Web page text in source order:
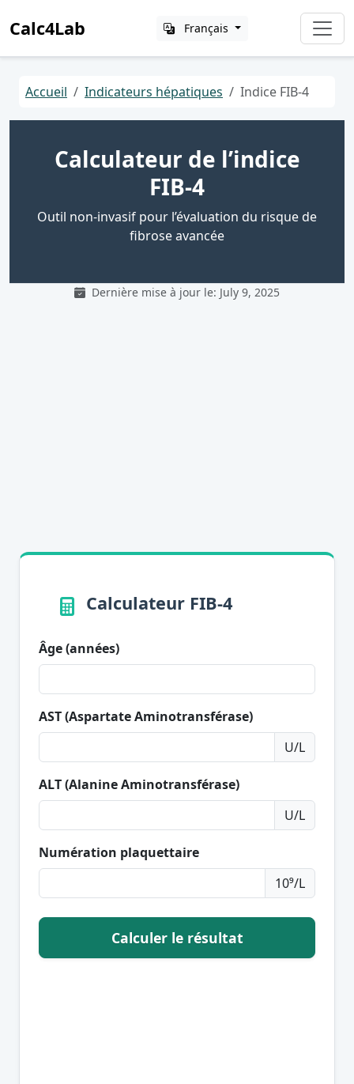
Calc4Lab Français
Accueil Indicateurs hépatiques Indice FIB-4
Calculateur de l’indice
FIB-4
Outil non-invasif pour l’évaluation du risque de
fibrose avancée
Dernière mise à jour le: July 9, 2025
Calculateur FIB-4
Âge (années)
AST (Aspartate Aminotransférase)
U/L
ALT (Alanine Aminotransférase)
U/L
Numération plaquettaire
10⁹/L
Calculer le résultat